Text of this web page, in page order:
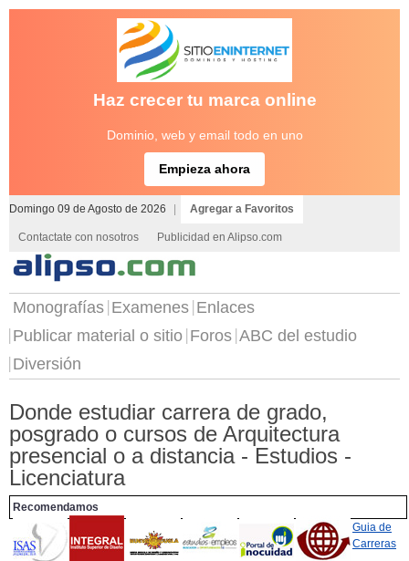
Haz crecer tu marca online
Dominio, web y email todo en uno
Empieza ahora
Domingo 09 de Agosto de 2026 Agregar a Favoritos
Contactate con nosotros Publicidad en Alipso.com
Monografías Examenes Enlaces
Publicar material o sitio Foros ABC del estudio
Diversión
Donde estudiar carrera de grado,
posgrado o cursos de Arquitectura
presencial o a distancia - Estudios -
Licenciatura
Recomendamos
Guia de
Carreras